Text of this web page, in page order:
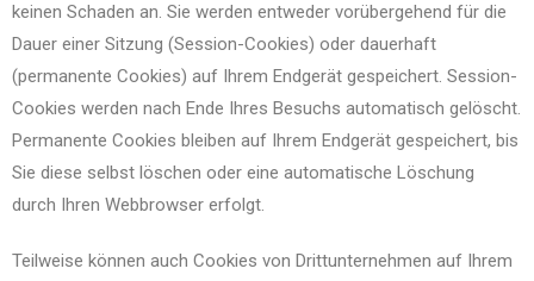
keinen Schaden an. Sie werden entweder vorübergehend für die
Dauer einer Sitzung (Session-Cookies) oder dauerhaft
(permanente Cookies) auf Ihrem Endgerät gespeichert. Session-
Cookies werden nach Ende Ihres Besuchs automatisch gelöscht.
Permanente Cookies bleiben auf Ihrem Endgerät gespeichert, bis
Sie diese selbst löschen oder eine automatische Löschung
durch Ihren Webbrowser erfolgt.
Teilweise können auch Cookies von Drittunternehmen auf Ihrem